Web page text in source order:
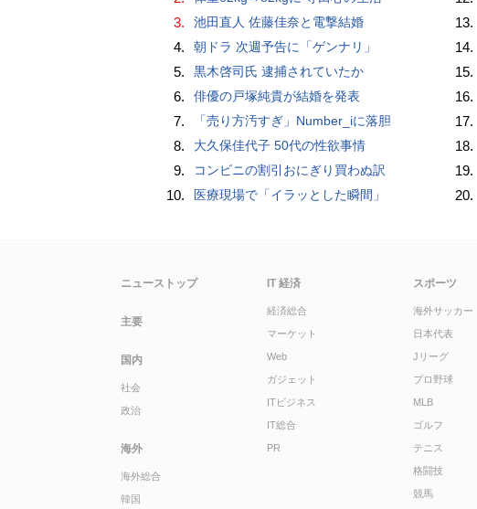
3. 池田直人 佐藤佳奈と電撃結婚
4. 朝ドラ 次週予告に「ゲンナリ」
5. 黒木啓司氏 逮捕されていたか
6. 俳優の戸塚純貴が結婚を発表
7. 「売り方汚すぎ」Number_iに落胆
8. 大久保佳代子 50代の性欲事情
9. コンビニの割引おにぎり買わぬ訳
10. 医療現場で「イラッとした瞬間」
13.
14.
15.
16.
17.
18.
19.
20.
ニューストップ
主要
国内
社会
政治
海外
海外総合
韓国
IT 経済
経済総合
マーケット
Web
ガジェット
ITビジネス
IT総合
PR
スポーツ
海外サッカー
日本代表
Jリーグ
プロ野球
MLB
ゴルフ
テニス
格闘技
競馬